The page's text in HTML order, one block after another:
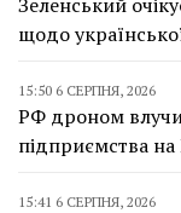
щодо
15:50 6 СЕРПНЯ, 2026
РФ дроном
підприємства
15:41 6 СЕРПНЯ, 2026